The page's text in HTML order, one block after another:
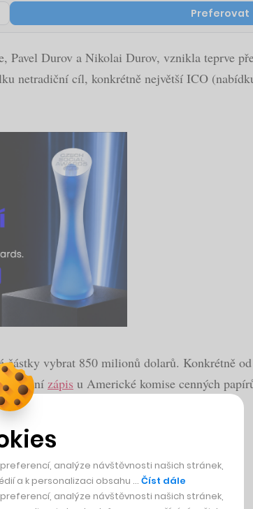
Preferovat
Durov a Nikolai Durov, vznikla teprve
netradiční cíl, konkrétně největší ICO
vybrat 850 milionů dolarů. Konkrétně
oficiální zápis u Americké komise cenných
streaminganalýze návštěvnosti našich stránek,
a k personalizaci obsahu … Číst dále
analýze návštěvnosti našich stránek,